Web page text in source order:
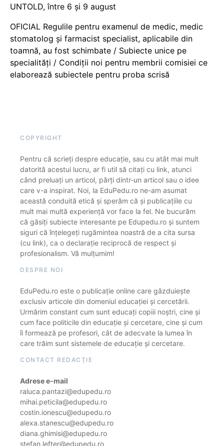
UNTOLD, între 6 și 9 august
OFICIAL Regulile pentru examenul de medic, medic
stomatolog și farmacist specialist, aplicabile din
toamnă, au fost schimbate / Subiecte unice pe
specialități / Condiții noi pentru membrii comisiei ce
elaborează subiectele pentru proba scrisă
COPYRIGHT
Pentru că scrieți despre educație, sau cu atât mai mult
datorită acestui lucru, ar fi util să citați cu link, atunci
când preluați un articol, părți dintr-un articol sau o idee
care v-a inspirat. Noi, la EduPedu.ro ne-am asumat
această conduită etică și sperăm că și publicațiile cu
mult mai multă experiență vor face la fel. Ne bucurăm
că găsiți subiecte interesante pe Edupedu.ro și suntem
siguri că înțelegeți rugămintea noastră de a cita sursa
(cu link), ca o declarație reciprocă de respect și
profesionalism. Vă mulțumim!
DESPRE NOI
EduPedu.ro este o publicație online care găzduiește
exclusiv articole din domeniul educației și cercetării.
Urmărim constant cum sunt educați copiii noștri, cine și
cum face politicile din educație și cercetare, cine și cum
îi formează pe profesori, cât de adecvate la lumea în
care trăim sunt sistemele de educație și cercetare.
CONTACT REDACȚIE
Adrese e-mail
raluca.pantazi@edupedu.ro
mihai.peticila@edupedu.ro
costin.ionescu@edupedu.ro
alexa.stanescu@edupedu.ro
diana.ghimisi@edupedu.ro
stefan.lefter@edupedu.ro